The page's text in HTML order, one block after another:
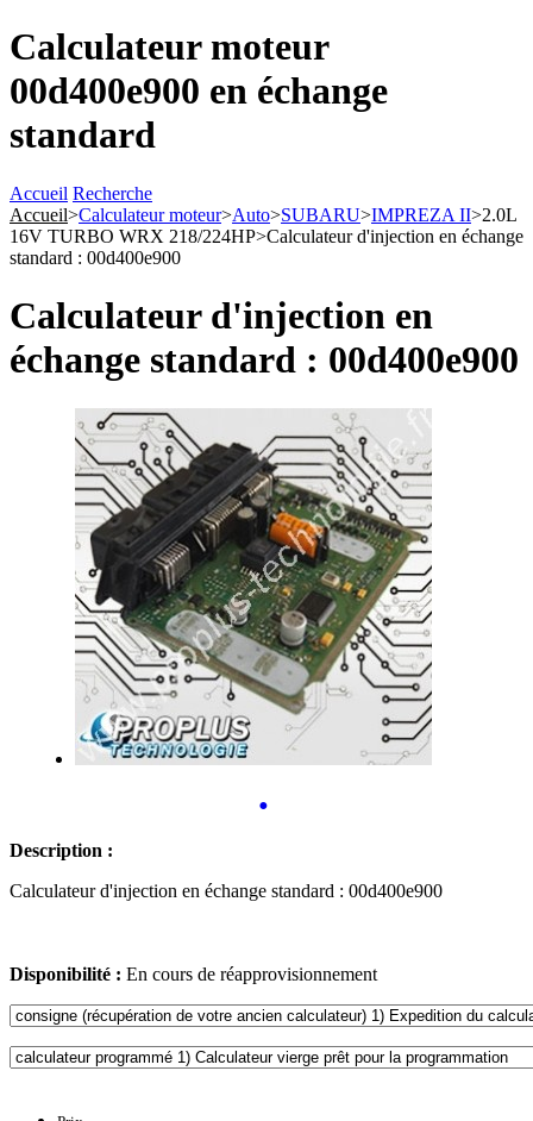
Calculateur moteur
00d400e900 en échange
standard
Accueil Recherche
Accueil>Calculateur moteur>Auto>SUBARU>IMPREZA II>2.0L
16V TURBO WRX 218/224HP>Calculateur d'injection en échange
standard : 00d400e900
Calculateur d'injection en
échange standard : 00d400e900
•
Description :
Calculateur d'injection en échange standard : 00d400e900
Disponibilité : En cours de réapprovisionnement